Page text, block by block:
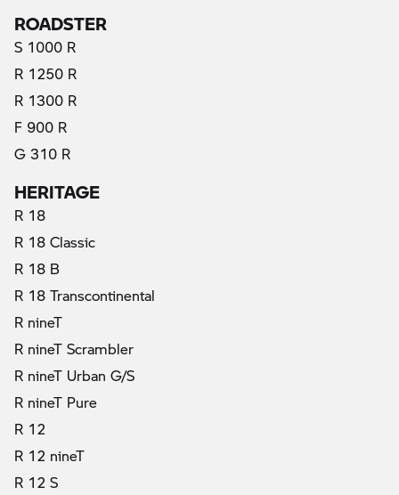
ROADSTER
S 1000 R
R 1250 R
R 1300 R
F 900 R
G 310 R
HERITAGE
R 18
R 18 Classic
R 18 B
R 18 Transcontinental
R nineT
R nineT Scrambler
R nineT Urban G/S
R nineT Pure
R 12
R 12 nineT
R 12 S